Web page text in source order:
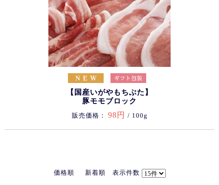
【国産いがやもちぶた】
豚モモブロック
販売価格： 98円 / 100g
価格順 新着順 表示件数